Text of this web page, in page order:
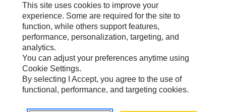
联系 Caterpillar
站点地图
Cookie Settings
法律
隐私
This site uses cookies to improve your
experience. Some are required for the site to
function, while others support features,
performance, personalization, targeting, and
analytics.
You can adjust your preferences anytime using
Cookie Settings.
By selecting I Accept, you agree to the use of
functional, performance, and targeting cookies.